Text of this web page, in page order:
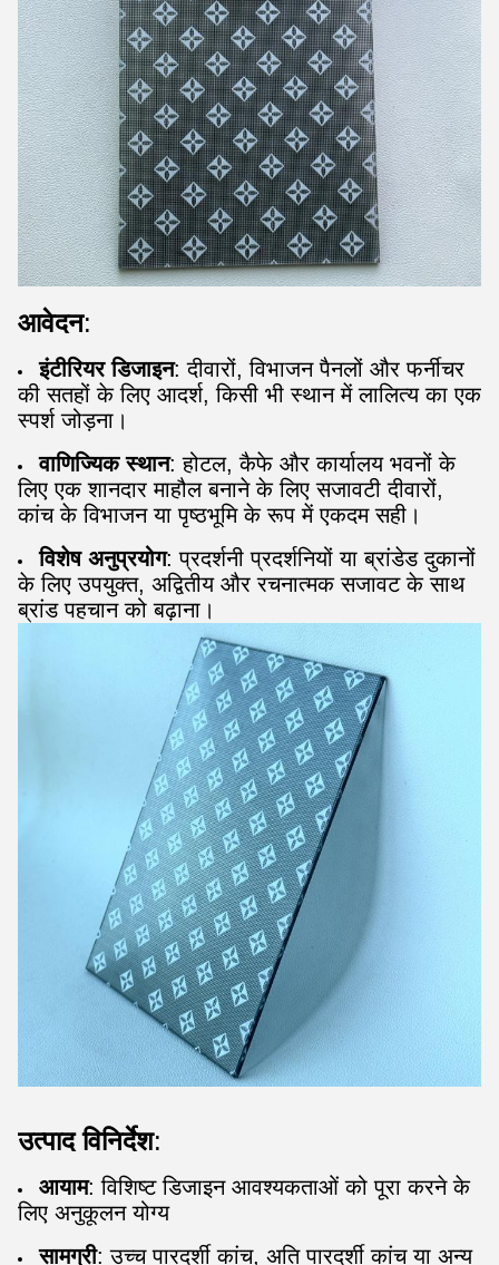
आवेदन:
इंटीरियर डिजाइन: दीवारों, विभाजन पैनलों और फर्नीचर
की सतहों के लिए आदर्श, किसी भी स्थान में लालित्य का एक
स्पर्श जोड़ना।
वाणिज्यिक स्थान: होटल, कैफे और कार्यालय भवनों के
लिए एक शानदार माहौल बनाने के लिए सजावटी दीवारों,
कांच के विभाजन या पृष्ठभूमि के रूप में एकदम सही।
विशेष अनुप्रयोग: प्रदर्शनी प्रदर्शनियों या ब्रांडेड दुकानों
के लिए उपयुक्त, अद्वितीय और रचनात्मक सजावट के साथ
ब्रांड पहचान को बढ़ाना।
उत्पाद विनिर्देश:
आयाम: विशिष्ट डिजाइन आवश्यकताओं को पूरा करने के
लिए अनुकूलन योग्य
सामग्री: उच्च पारदर्शी कांच, अति पारदर्शी कांच या अन्य